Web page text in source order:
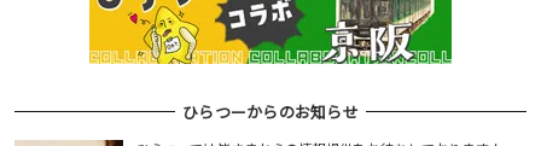
ひらつーからのお知らせ